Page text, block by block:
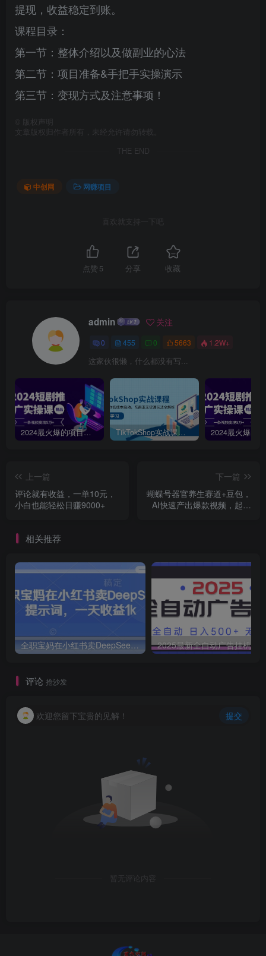
提现，收益稳定到账。
课程目录：
第一节：整体介绍以及做副业的心法
第二节：项目准备&手把手实操演示
第三节：变现方式及注意事项！
版权声明
文章版权归作者所有，未经允许请勿转载。
THE END
中创网 网赚项目
喜欢就支持一下吧
点赞 5 分享 收藏
admin 关注
0 455 0 5663 1.2W+
这家伙很懒，什么都没有写...
2024最火爆的项目短剧推广实操课，一条视频变现5万+【附软件工具】 TikTokShop实战课程，手把手教你低成本启动，东南亚无货源玩法全解析
上一篇
评论就有收益，一单10元，
小白也能轻松日赚9000+
下一篇
蝴蝶号器官养生赛道+豆包，
AI快速产出爆款视频，起号
相关推荐
全职宝妈在小红书卖DeepSeek提示词，一天收益1k
评论 抢沙发
欢迎您留下宝贵的见解！ 提交
暂无评论内容